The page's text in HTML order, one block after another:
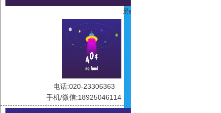
景娇
电话:020-23306363
手机/微信:18925046114